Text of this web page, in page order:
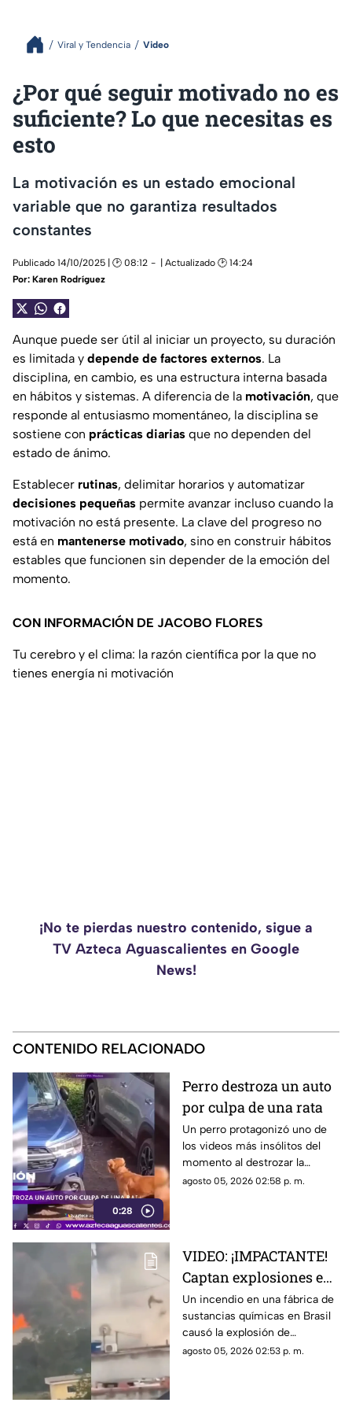
Viral y Tendencia Video
¿Por qué seguir motivado no es
suficiente? Lo que necesitas es
esto
La motivación es un estado emocional
variable que no garantiza resultados
constantes
Publicado 14/10/2025 | 🕑 08:12
| Actualizado 🕑 14:24
Por: Karen Rodríguez
Aunque puede ser útil al iniciar un proyecto, su duración
es limitada y depende de factores externos. La
disciplina, en cambio, es una estructura interna basada
en hábitos y sistemas. A diferencia de la motivación, que
responde al entusiasmo momentáneo, la disciplina se
sostiene con prácticas diarias que no dependen del
estado de ánimo.
Establecer rutinas, delimitar horarios y automatizar
decisiones pequeñas permite avanzar incluso cuando la
motivación no está presente. La clave del progreso no
está en mantenerse motivado, sino en construir hábitos
estables que funcionen sin depender de la emoción del
momento.
CON INFORMACIÓN DE JACOBO FLORES
Tu cerebro y el clima: la razón científica por la que no
tienes energía ni motivación
¡No te pierdas nuestro contenido, sigue a
TV Azteca Aguascalientes en Google
News!
CONTENIDO RELACIONADO
0:28
Perro destroza un auto
por culpa de una rata
Un perro protagonizó uno de
los videos más insólitos del
momento al destrozar la
defensa de un automóvil con
agosto 05, 2026 02:58 p. m.
VIDEO: ¡IMPACTANTE!
Captan explosiones en
alcantarillas tras el
incendio en una
fábrica
Un incendio en una fábrica de
sustancias químicas en Brasil
causó la explosión de
alcantarillas; el momento
agosto 05, 2026 02:53 p. m.